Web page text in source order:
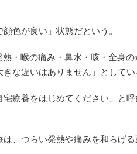
色が良い」状態だという。
・喉の痛み・鼻水・咳・全身の
な違いはありません」としてい
療養をはじめてください」と
、つらい発熱や痛みを和らげ